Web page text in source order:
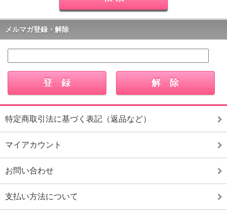
メルマガ登録・解除
特定商取引法に基づく表記（返品など）
マイアカウント
お問い合わせ
支払い方法について